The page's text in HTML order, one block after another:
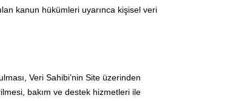
kanun hükümleri uyarınca kişisel veri
Veri Sahibi’nin Site üzerinden
bakım ve destek hizmetleri ile